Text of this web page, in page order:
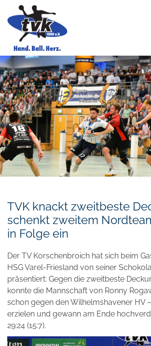
TVK knackt zweitbeste
schenkt zweitem
in Folge ein
Der TV Korschenbroich hat sich beim
HSG Varel-Friesland von seiner
präsentiert: Gegen die zweitbeste
konnte die Mannschaft von Ronny
schon gegen den Wilhelmshavener HV
erzielen und gewann am Ende
29:24 (15:7).